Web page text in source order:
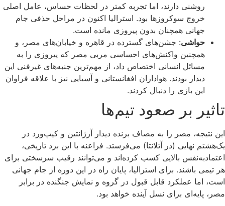
روشنی دارند، اما تجربه کمتر در لحظات حساس، عامل اصلی
خروج سوکروزها بود. استرالیا اکنون در مراحل حذفی جام
جهانی همچنان بدون پیروزی مانده است.
حواشی: جشن‌های گسترده در قاهره و خیابان‌های مصر، و
همچنین واکنش‌های احساسی مربی مصر که پیروزی را به
مسائل انسانی اختصاص داد، از مهم‌ترین جنبه‌های غیرفنی این
دیدار بودند. هواداران افغانستانی و آسیایی نیز با علاقه فراوان
این بازی را دنبال کردند.
تاثیر بر صعود تیم‌ها
این نتیجه، مصر را به مصاف برنده دیدار آرژانتین و کیپ‌ورد در
یک‌هشتم نهایی (در آتلانتا) می‌فرستد. فراعنه با این برد تاریخی،
اعتمادبه‌نفس بالایی کسب کرده‌اند و می‌توانند رقیب سرسختی برای
هر تیمی باشند. برای استرالیا، پایان راه در این دوره از جام جهانی
است، اما عملکرد قابل قبول در گروه و نمایش جنگنده در برابر
مصر، پایه‌ای برای نسل آینده خواهد بود.